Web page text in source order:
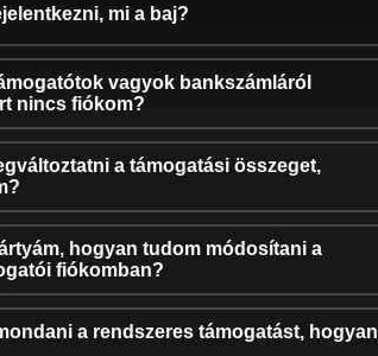
mi a baj?
vagyok bankszámláról
nincs fiókom?
a támogatási összeget,
hogyan tudom módosítani a
fiókomban?
a rendszeres támogatást, hogyan